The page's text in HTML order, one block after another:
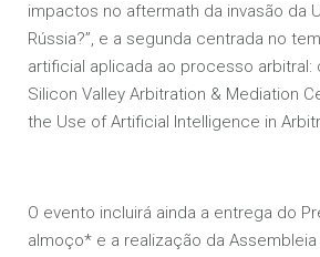
impactos no aftermath da invasão da
Rússia?”, e a segunda centrada no
artificial aplicada ao processo arbitral:
Silicon Valley Arbitration & Mediation
the Use of Artificial Intelligence in
O evento incluirá ainda a entrega do
almoço* e a realização da Assembleia